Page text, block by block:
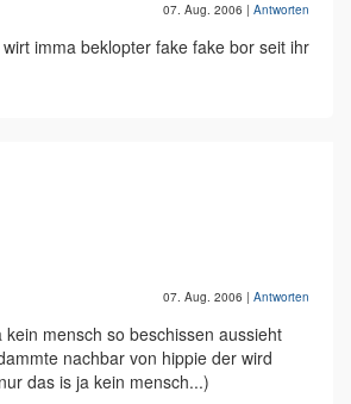
07. Aug. 2006 | Antworten
imma beklopter fake fake bor seit ihr
07. Aug. 2006 | Antworten
kein mensch so beschissen aussieht
nachbar von hippie der wird
das is ja kein mensch...)